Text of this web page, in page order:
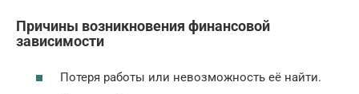
Причины возникновения финансовой
зависимости
Потеря работы или невозможность её найти.